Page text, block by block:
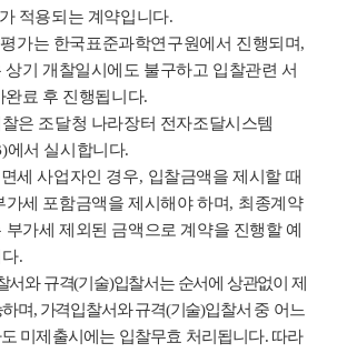
적용되는 계약입니다.
가는 한국표준과학연구원에서 진행되며,
상기 개찰일시에도 불구하고 입찰관련 서
완료 후 진행됩니다.
은 조달청 나라장터 전자조달시스템
에서 실시합니다.
세 사업자인 경우, 입찰금액을 제시할 때
가세 포함금액을 제시해야 하며, 최종계약
부가세 제외된 금액으로 계약을 진행할 예
.
서와 규격(기술)입찰서는 순서에 상관없이 제
며, 가격입찰서와 규격(기술)입찰서 중 어느
미제출시에는 입찰무효 처리됩니다. 따라